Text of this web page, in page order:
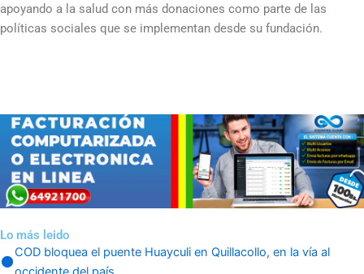
apoyando a la salud con más donaciones como parte de las
políticas sociales que se implementan desde su fundación.
Lo más leido
COD bloquea el puente Huayculi en Quillacollo, en la vía al